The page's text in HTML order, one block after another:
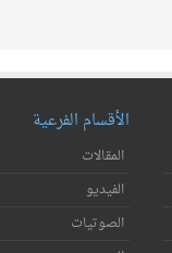
الأقسام الفرعية
المقالات
الفيديو
الصوتيات